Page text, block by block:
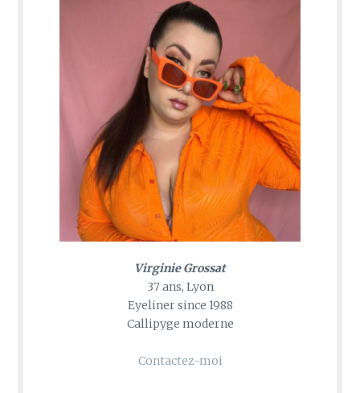
Virginie Grossat
37 ans, Lyon
Eyeliner since 1988
Callipyge moderne
Contactez-moi